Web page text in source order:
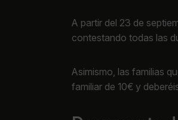
A partir del 23 de
contestando todas las
Asimismo, las familias
familiar de 10€ y